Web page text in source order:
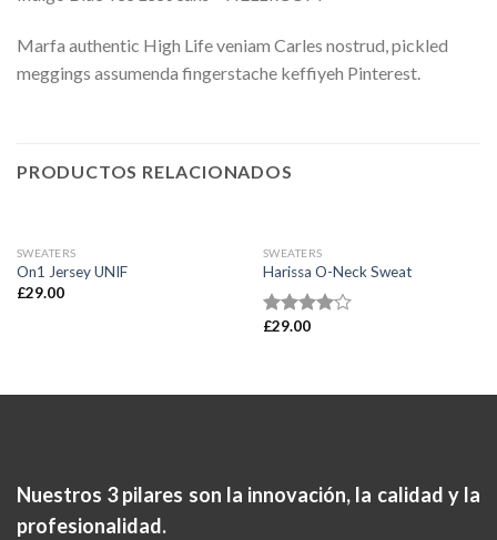
Marfa authentic High Life veniam Carles nostrud, pickled
meggings assumenda fingerstache keffiyeh Pinterest.
PRODUCTOS RELACIONADOS
SWEATERS
On1 Jersey UNIF
£29.00
SWEATERS
Harissa O-Neck Sweat
Valorado
£29.00
Nuestros 3 pilares son la innovación, la calidad y la
profesionalidad.